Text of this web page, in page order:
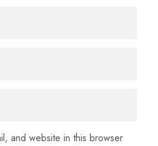
and website in this browser